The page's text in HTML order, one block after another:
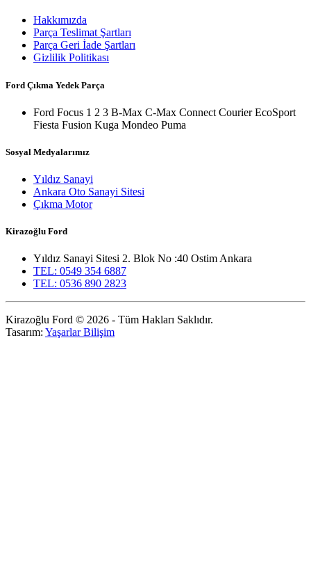
Hakkımızda
Parça Teslimat Şartları
Parça Geri İade Şartları
Gizlilik Politikası
Ford Çıkma Yedek Parça
Ford Focus 1 2 3 B-Max C-Max Connect Courier EcoSport
Fiesta Fusion Kuga Mondeo Puma
Sosyal Medyalarımız
Yıldız Sanayi
Ankara Oto Sanayi Sitesi
Çıkma Motor
Kirazoğlu Ford
Yıldız Sanayi Sitesi 2. Blok No :40 Ostim Ankara
TEL: 0549 354 6887
TEL: 0536 890 2823
Kirazoğlu Ford © 2026 - Tüm Hakları Saklıdır.
Tasarım: Yaşarlar Bilişim